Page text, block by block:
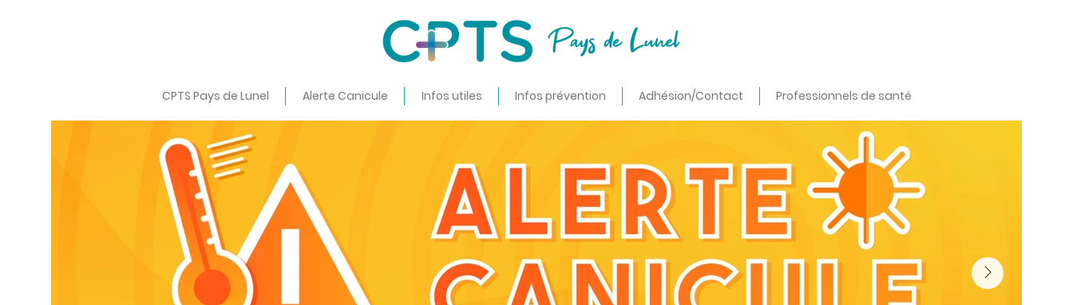
CPTS Pays de Lunel Alerte Canicule Infos utiles Infos prévention Adhésion/Contact Professionnels de santé